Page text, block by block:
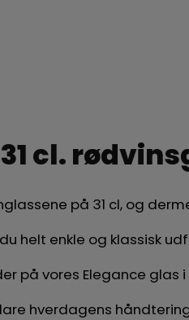
cl.
på 31 cl, og
helt enkle og klassisk
på vores Elegance
hverdagens